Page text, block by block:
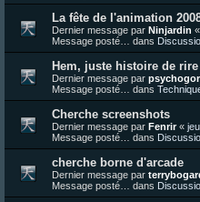
La fête de l'animation
Dernier message par Ninjardin «
Message posté… dans
Hem, juste histoire de
Dernier message par
Message posté… dans
Cherche screenshots
Dernier message par Fenrir«
Message posté… dans
cherche borne d'arcade
Dernier message par
Message posté… dans